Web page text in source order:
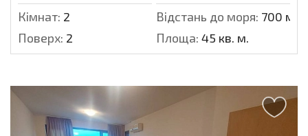
Кімнат: 2 Відстань до моря: 700 м.
Поверх: 2 Площа: 45 кв. м.